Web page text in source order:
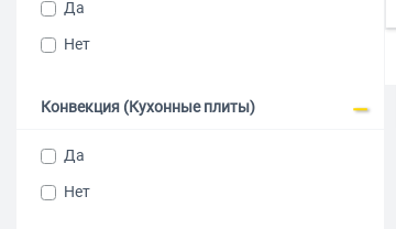
Да
Нет
Конвекция (Кухонные плиты)
Да
Нет